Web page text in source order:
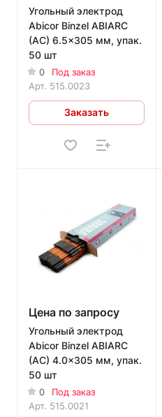
Угольный электрод
Abicor Binzel ABIARC
(AC) 6.5x305 мм, упак.
50 шт
0
Под заказ
Арт. 515.0023
Заказать
Цена по запросу
Угольный электрод
Abicor Binzel ABIARC
(AC) 4.0x305 мм, упак.
50 шт
0
Под заказ
Арт. 515.0021